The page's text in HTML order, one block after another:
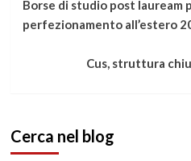
a
leggere
Borse di studio post lauream
perfezionamento all’estero
Cus, struttura
Cerca nel blog